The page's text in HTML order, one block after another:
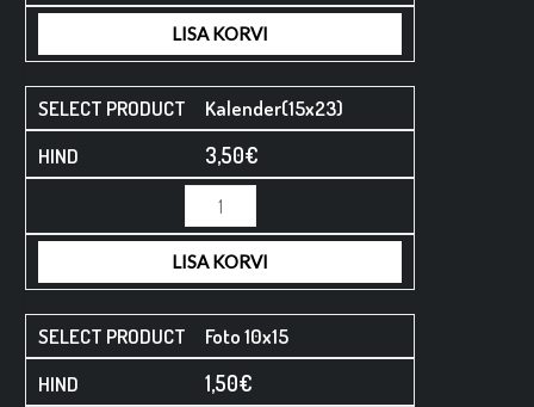
LISA KORVI
Kalender(15x23)
3,50€
LISA KORVI
Foto 10x15
1,50€